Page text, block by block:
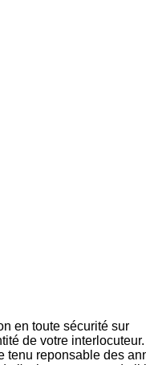
en toute sécurité sur
de votre
tenu reponsable des